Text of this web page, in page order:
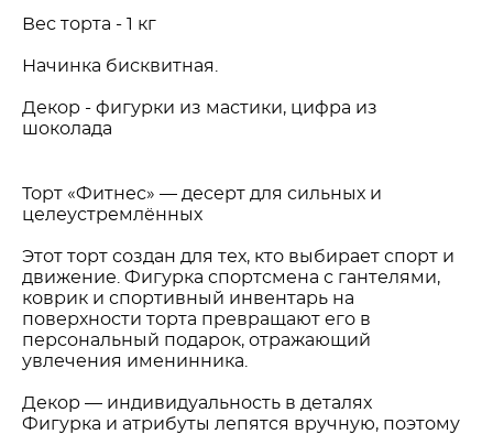
Вес торта - 1 кг
Начинка бисквитная.
Декор - фигурки из мастики, цифра из
шоколада
Торт «Фитнес» — десерт для сильных и
целеустремлённых
Этот торт создан для тех, кто выбирает спорт и
движение. Фигурка спортсмена с гантелями,
коврик и спортивный инвентарь на
поверхности торта превращают его в
персональный подарок, отражающий
увлечения именинника.
Декор — индивидуальность в деталях
Фигурка и атрибуты лепятся вручную, поэтому